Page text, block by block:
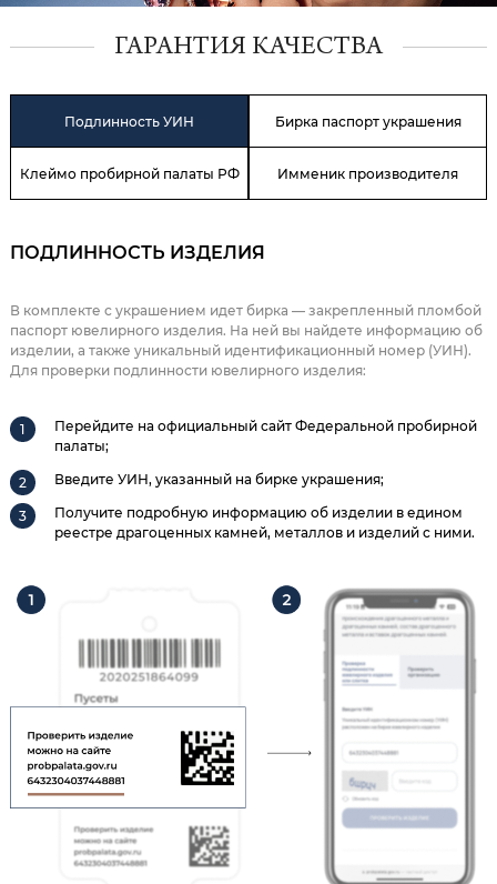
ГАРАНТИЯ КАЧЕСТВА
Подлинность УИН Бирка паспорт украшения
Клеймо пробирной палаты РФ Имменик производителя
ПОДЛИННОСТЬ ИЗДЕЛИЯ
В комплекте с украшением идет бирка — закрепленный пломбой
паспорт ювелирного изделия. На ней вы найдете информацию об
изделии, а также уникальный идентификационный номер (УИН).
Для проверки подлинности ювелирного изделия:
Перейдите на официальный сайт Федеральной пробирной
палаты;
Введите УИН, указанный на бирке украшения;
Получите подробную информацию об изделии в едином
реестре драгоценных камней, металлов и изделий с ними.